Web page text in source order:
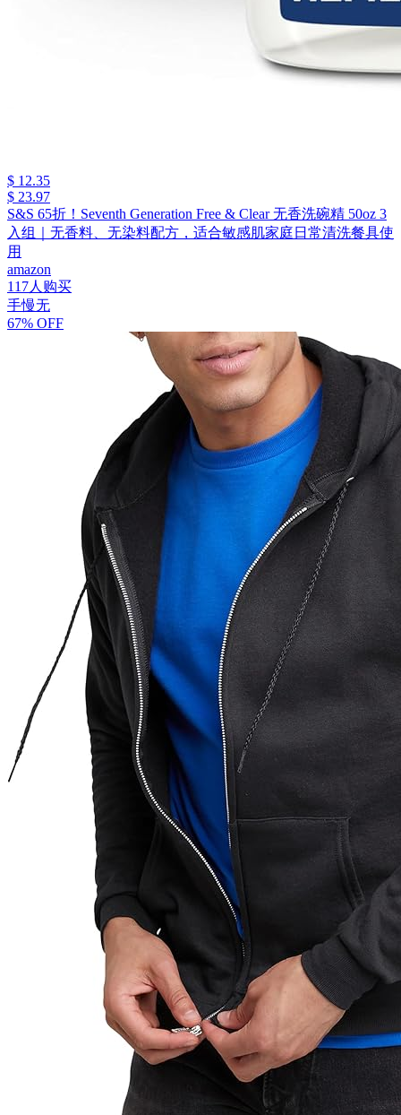
$ 12.35
$ 23.97
S&S 65折！Seventh Generation Free & Clear 无香洗碗精 50oz 3
入组｜无香料、无染料配方，适合敏感肌家庭日常清洗餐具使
用
amazon
117人购买
手慢无
67% OFF